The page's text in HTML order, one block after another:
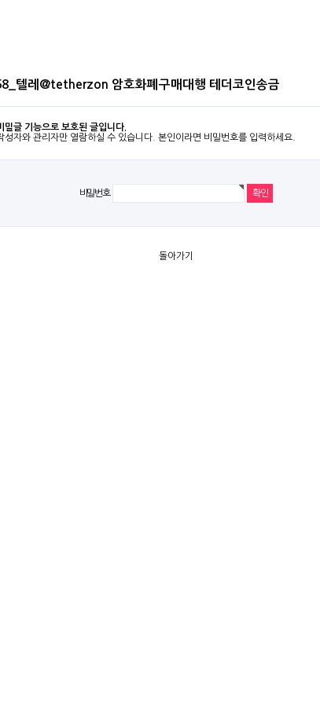
텔레@tetherzon 암호화폐구매대행 테더코인송금
밀글 기능으로 보호된 글입니다.
성자와 관리자만 열람하실 수 있습니다. 본인이라면 비밀번호를 입력하세요.
비밀번호
돌아가기